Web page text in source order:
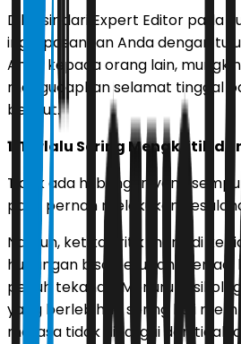
Dilansir dari Expert Editor pada
ingin pasangan Anda dengan
Anda kepada orang lain,
mengucapkan selamat tinggal
berikut.
1. Terlalu Sering Mengkritik
Tidak ada hubungan yang
pasti pernah melakukan
Namun, ketika kritik menjadi
hubungan bisa berubah menjadi
penuh tekanan. Menurut
yang berlebihan sering kali
merasa tidak dihargai dan tidak